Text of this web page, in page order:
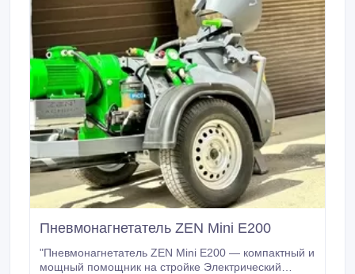
Пневмонагнетатель ZEN Mini E200
"Пневмонагнетатель ZEN Mini E200 — компактный и
мощный помощник на стройке Электрический